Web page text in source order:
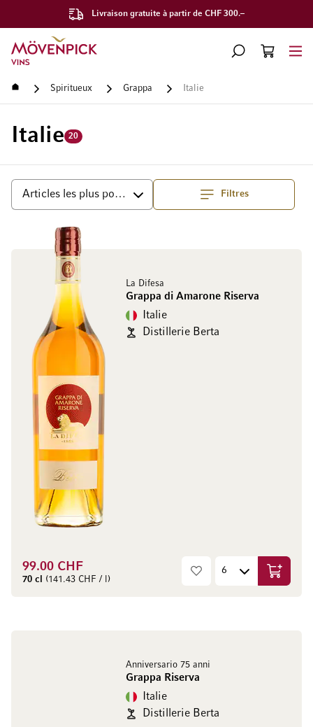
Livraison gratuite à partir de CHF 300.–
Aller à la page d'accueil
CHERCHERPANIER
Accueil Spiritueux Grappa Italie
Italie 20
Filtres
Trier parhaut
La Difesa
Grappa di Amarone Riserva
Italie
Distillerie Berta
99.00 CHF
70 cl (141.43 CHF / l) Ajouter
Anniversario 75 anni
Grappa Riserva
Italie
Distillerie Berta